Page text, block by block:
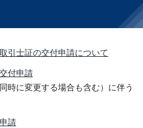
引士証の交付申請について
付申請
時に変更する場合も含む）に伴う
請